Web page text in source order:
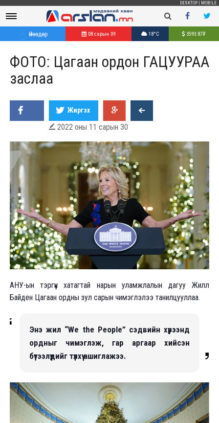
DESKTOP MOBILE
Өнөөдөр 08 сарын 09 18°C 3593.87₮
ФОТО: Цагаан ордон ГАЦУУРАА
заслаа
Жиргэх
 2022 оны 11 сарын 30
АНУ-ын тэргүүн хатагтай нарын уламжлалын дагуу Жилл
Байден Цагаан ордны зул сарын чимэглэлээ танилцууллаа.
Энэ жил “We the People” сэдвийн хүрээнд
ордныг чимэглэж, гар аргаар хийсэн
бүтээлүүдийг түлхүү ашиглажээ.